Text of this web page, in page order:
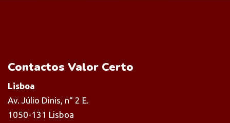
Contactos Valor Certo
Lisboa
Av. Júlio Dinis, n° 2 E.
1050-131 Lisboa